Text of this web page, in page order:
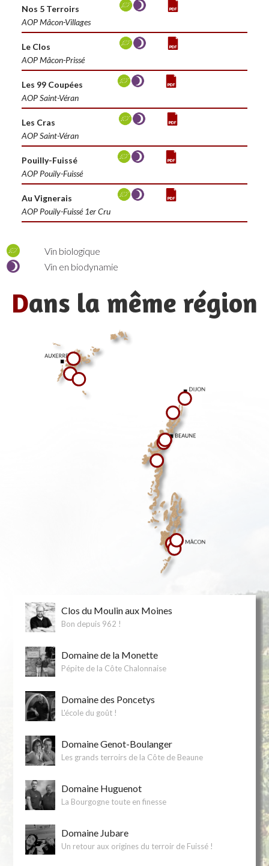
Nos 5 Terroirs
AOP Mâcon-Villages
Le Clos
AOP Mâcon-Prissé
Les 99 Coupées
AOP Saint-Véran
Les Cras
AOP Saint-Véran
Pouilly-Fuissé
AOP Pouily-Fuissé
Au Vignerais
AOP Pouily-Fuissé 1er Cru
Vin biologique
Vin en biodynamie
Dans la même région
Clos du Moulin aux Moines
Bon depuis 962 !
Domaine de la Monette
Pépite de la Côte Chalonnaise
Domaine des Poncetys
L'école du goût !
Domaine Genot-Boulanger
Les grands terroirs de la Côte de Beaune
Domaine Huguenot
La Bourgogne toute en finesse
Domaine Jubare
Un retour aux origines du terroir de Fuissé !